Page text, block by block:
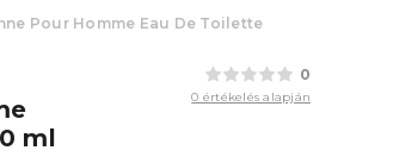
Pour Homme Eau De Toilette
0
0 értékelés alapján
ml